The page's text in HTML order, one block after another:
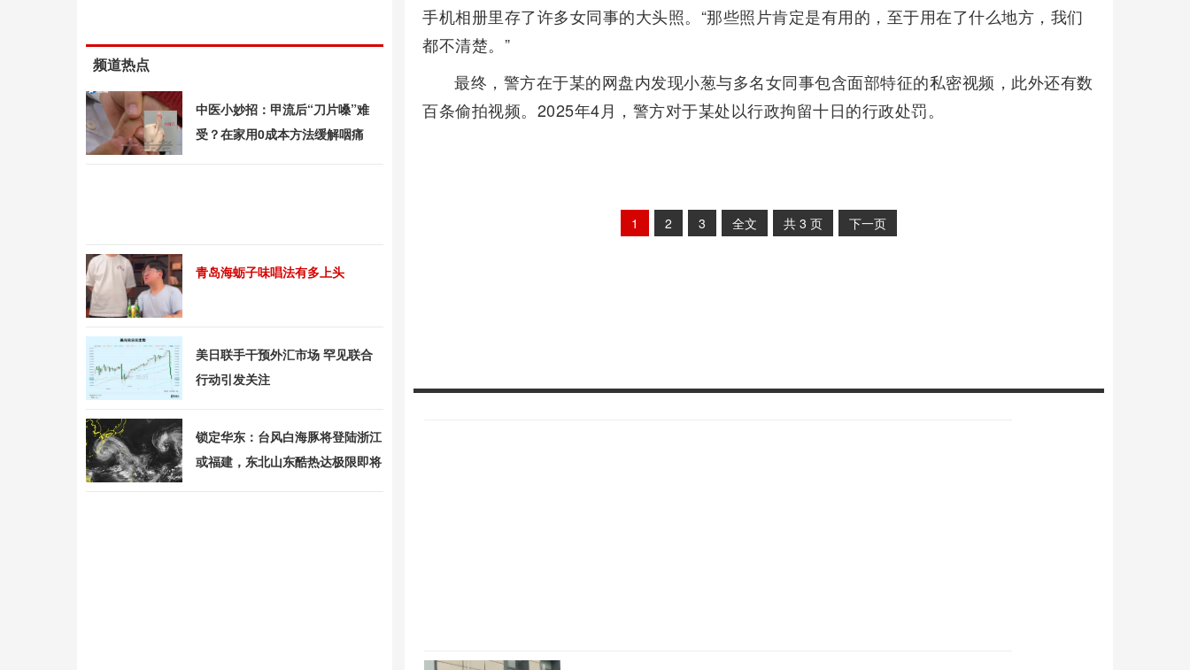
手机相册里存了许多女同事的大头照。“那些照片肯定是有用的，至于用在了什么地方，我们
都不清楚。”
最终，警方在于某的网盘内发现小葱与多名女同事包含面部特征的私密视频，此外还有数
百条偷拍视频。2025年4月，警方对于某处以行政拘留十日的行政处罚。
1 2 3 全文 共 3 页 下一页
频道热点
中医小妙招：甲流后“刀片嗓”难
受？在家用0成本方法缓解咽痛
青岛海蛎子味唱法有多上头
美日联手干预外汇市场 罕见联合
行动引发关注
锁定华东：台风白海豚将登陆浙江
或福建，东北山东酷热达极限即将